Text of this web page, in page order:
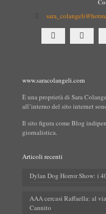
www.saracolangeli.com
È una proprietà di Sara
all’interno del sito internet
Il sito figura come Blog
giornalistica.
Articoli recenti
Dylan Dog Horror Show: i
AAA cercasi Raffaella: al
Cannito